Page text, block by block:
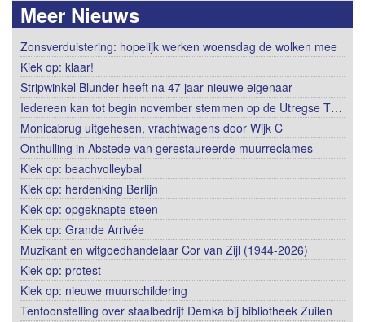
Meer Nieuws
Zonsverduistering: hopelijk werken woensdag de wolken mee
Kiek op: klaar!
Stripwinkel Blunder heeft na 47 jaar nieuwe eigenaar
Iedereen kan tot begin november stemmen op de Utregse T…
Monicabrug uitgehesen, vrachtwagens door Wijk C
Onthulling in Abstede van gerestaureerde muurreclames
Kiek op: beachvolleybal
Kiek op: herdenking Berlijn
Kiek op: opgeknapte steen
Kiek op: Grande Arrivée
Muzikant en witgoedhandelaar Cor van Zijl (1944-2026)
Kiek op: protest
Kiek op: nieuwe muurschildering
Tentoonstelling over staalbedrijf Demka bij bibliotheek Zuilen